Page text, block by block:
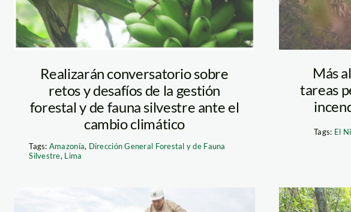
Realizarán conversatorio sobre
retos y desafíos de la gestión
forestal y de fauna silvestre ante el
cambio climático
Tags: Amazonía, Dirección General Forestal y de Fauna
Silvestre, Lima
Más
tareas
Tags: El